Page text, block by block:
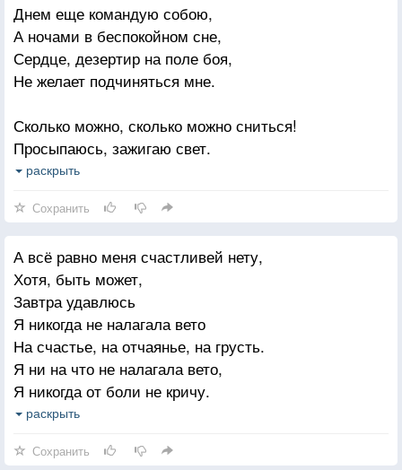
Но не знали немцы русских,
Ждал их страшный бой.
За берёзы и пригорки,
За Кавказ, Кубань и Волгу,
За великий Дон.
Всем солдатам воевавшим
Низкий наш поклон.
Колокольный звон.
Всё черно, всё угрюмо.
Но реви не реви,
Что тут можно придумать,
Может, стать на колени?
Обварить кипятком?
В профсоюз и партком?
Ну, допустим, допустим,
Что ему пригрозят,
И, напуганный, пусть он
Возвратится назад.
Жалкий, встанет у двери,
Оглядится с тоской.
Обоймёт, лицемеря, -
Для чего он такой?
Днем еще командую собою,
А ночами в беспокойном сне,
Сердце, дезертир на поле боя,
Не желает подчиняться мне.
Сколько можно, сколько можно сниться!
Просыпаюсь, зажигаю свет.
За день отвоеванных позиций
Вновь тревога, снова боль тупая.
А считала, это за спиной.
Как татуировка, проступает
Все, что было вытравлено мной.
раскрыть
Сохранить
А всё равно меня счастливей нету,
Хотя, быть может,
Завтра удавлюсь
Я никогда не налагала вето
На счастье, на отчаянье, на грусть.
Я ни на что не налагала вето,
Я никогда от боли не кричу.
Пока живу — борюсь.
Меня задуть не смогут, как свечу.
раскрыть
Сохранить